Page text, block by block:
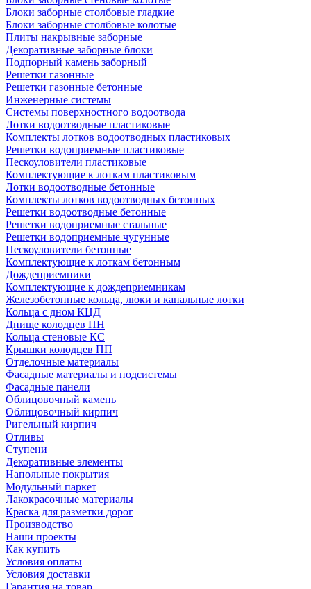
Блоки заборные столбовые гладкие
Блоки заборные столбовые колотые
Плиты накрывные заборные
Декоративные заборные блоки
Подпорный камень заборный
Решетки газонные
Решетки газонные бетонные
Инженерные системы
Системы поверхностного водоотвода
Лотки водоотводные пластиковые
Комплекты лотков водоотводных пластиковых
Решетки водоприемные пластиковые
Пескоуловители пластиковые
Комплектующие к лоткам пластиковым
Лотки водоотводные бетонные
Комплекты лотков водоотводных бетонных
Решетки водоотводные бетонные
Решетки водоприемные стальные
Решетки водоприемные чугунные
Пескоуловители бетонные
Комплектующие к лоткам бетонным
Дождеприемники
Комплектующие к дождеприемникам
Железобетонные кольца, люки и канальные лотки
Кольца с дном КЦД
Днище колодцев ПН
Кольца стеновые КС
Крышки колодцев ПП
Отделочные материалы
Фасадные материалы и подсистемы
Фасадные панели
Облицовочный камень
Облицовочный кирпич
Ригельный кирпич
Отливы
Ступени
Декоративные элементы
Напольные покрытия
Модульный паркет
Лакокрасочные материалы
Краска для разметки дорог
Производство
Наши проекты
Как купить
Условия оплаты
Условия доставки
Гарантия на товар